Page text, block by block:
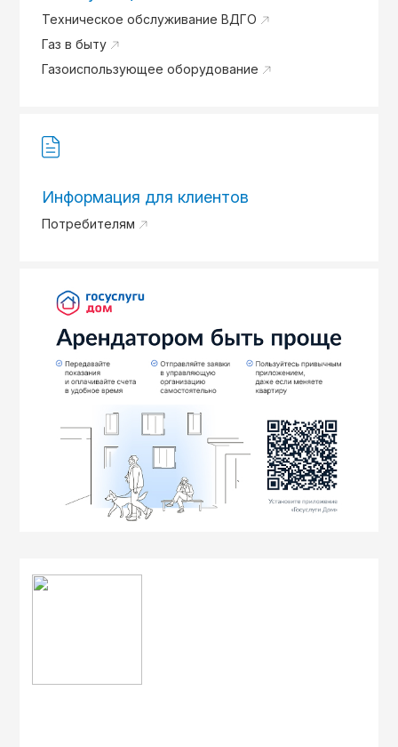
Техническое обслуживание ВДГО
Газ в быту
Газоиспользующее оборудование
Информация для клиентов
Потребителям